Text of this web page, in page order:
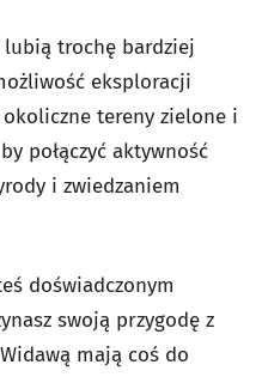
trochę bardziej
eksploracji
tereny zielone i
połączyć aktywność
i zwiedzaniem
doświadczonym
swoją przygodę z
mają coś do